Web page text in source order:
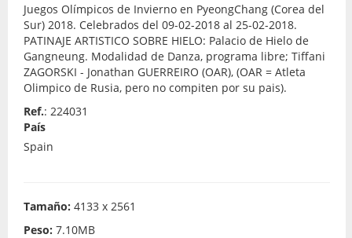
Juegos Olímpicos de Invierno en PyeongChang (Corea del
Sur) 2018. Celebrados del 09-02-2018 al 25-02-2018.
PATINAJE ARTISTICO SOBRE HIELO: Palacio de Hielo de
Gangneung. Modalidad de Danza, programa libre; Tiffani
ZAGORSKI - Jonathan GUERREIRO (OAR), (OAR = Atleta
Olimpico de Rusia, pero no compiten por su pais).
Ref.: 224031
País
Spain
Tamaño: 4133 x 2561
Peso: 7.10MB